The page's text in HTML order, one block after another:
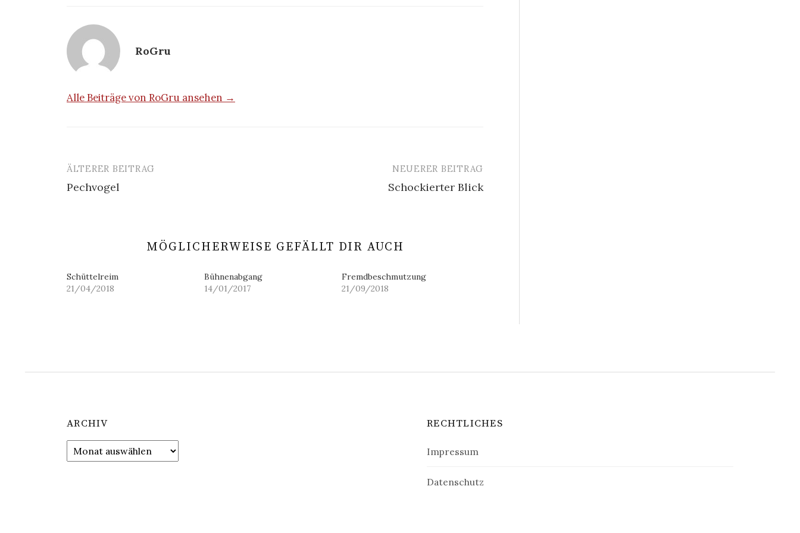
RoGru
Alle Beiträge von RoGru ansehen →
Beitrags-
Navigation
ÄLTERER BEITRAG
Pechvogel
NEUERER BEITRAG
Schockierter Blick
MÖGLICHERWEISE GEFÄLLT DIR AUCH
Schüttelreim
21/04/2018
Bühnenabgang
14/01/2017
Fremdbeschmutzung
21/09/2018
ARCHIV
Archiv
RECHTLICHES
Impressum
Datenschutz